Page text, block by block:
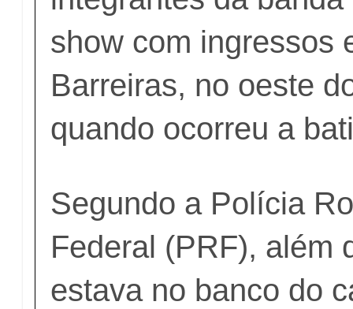
show com ingressos
Barreiras, no oeste
quando ocorreu a
Segundo a Polícia
Federal (PRF), além
estava no banco do